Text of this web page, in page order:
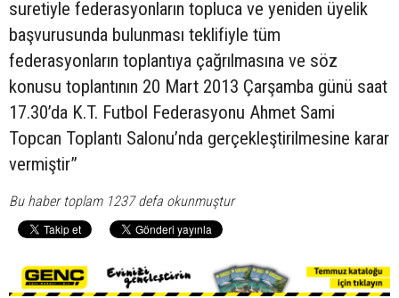
suretiyle federasyonların topluca ve yeniden üyelik
başvurusunda bulunması teklifiyle tüm
federasyonların toplantıya çağrılmasına ve söz
konusu toplantının 20 Mart 2013 Çarşamba günü saat
17.30’da K.T. Futbol Federasyonu Ahmet Sami
Topcan Toplantı Salonu’nda gerçekleştirilmesine karar
vermiştir”
Bu haber toplam 1237 defa okunmuştur